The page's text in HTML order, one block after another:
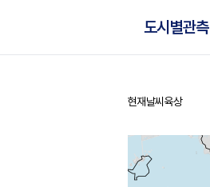
도시별관측
홈
현재날씨 육상